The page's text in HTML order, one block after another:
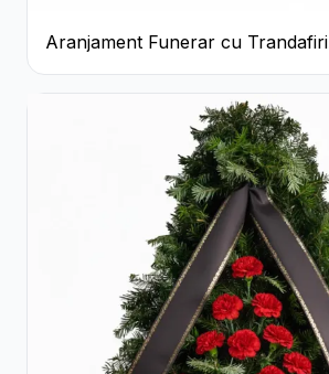
Aranjament Funerar cu Trandafiri
Albi Crizanteme Galbene și Crini